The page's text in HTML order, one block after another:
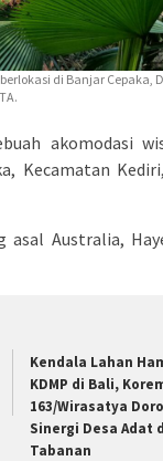
di Banjar Cepaka,
akomodasi
Kecamatan
Australia,
Kendala Lahan
KDMP di Bali,
163/Wirasatya
Sinergi Desa Adat
Tabanan